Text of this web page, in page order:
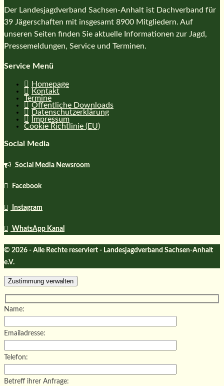
Der Landesjagdverband Sachsen-Anhalt ist Dachverband für
39 Jägerschaften mit insgesamt 8900 Mitgliedern. Auf
unseren Seiten finden Sie aktuelle Informationen zur Jagd,
Pressemeldungen, Service und Terminen.
Service Menü
Homepage
Kontakt
Termine
Öffentliche Downloads
Datenschutzerklärung
Impressum
Cookie Richtlinie (EU)
Social Media
Social Media Newsroom
Facebook
Instagram
WhatsApp Kanal
© 2026 - Alle Rechte reserviert - Landesjagdverband Sachsen-Anhalt
e.V.
Zustimmung verwalten
Name:
Emailadresse:
Telefon:
Betreff ihrer Anfrage: